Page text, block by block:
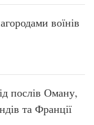
воїнів
послів Оману,
та Франції